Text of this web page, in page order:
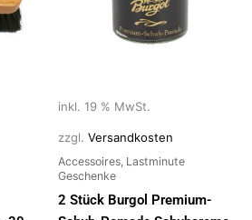
inkl. 19 % MwSt.
zzgl. Versandkosten
Accessoires, Lastminute
Geschenke
2 Stück Burgol Premium-